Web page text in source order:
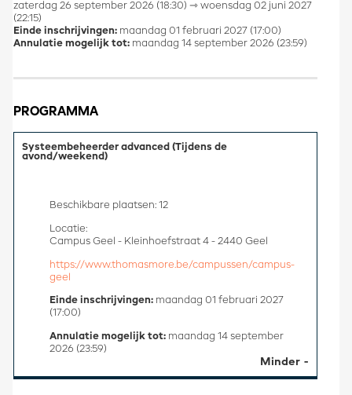
zaterdag 26 september 2026 (18:30) ⇾ woensdag 02 juni 2027
(22:15)
Einde inschrijvingen: maandag 01 februari 2027 (17:00)
Annulatie mogelijk tot: maandag 14 september 2026 (23:59)
PROGRAMMA
Systeembeheerder advanced (Tijdens de
avond/weekend)
Minder
Beschikbare plaatsen: 12
Locatie:
Campus Geel - Kleinhoefstraat 4 - 2440 Geel
https://www.thomasmore.be/campussen/campus-
geel
Einde inschrijvingen: maandag 01 februari 2027
(17:00)
Annulatie mogelijk tot: maandag 14 september
2026 (23:59)